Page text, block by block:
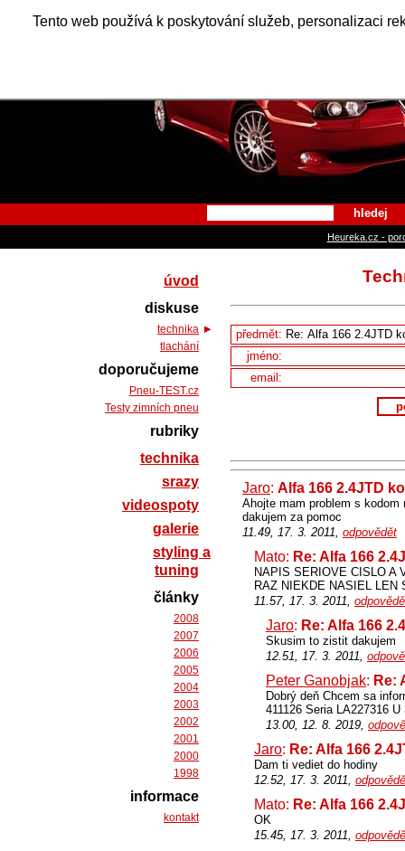
Tento web používá k poskytování služeb, personalizaci
Alfa
hledej
Heureka.cz -
předmět:
jméno:
email:
Jaro: Alfa 166 2.4JTD
Ahojte mam problem s kodom
dakujem za pomoc
11.49, 17. 3. 2011, odpovědět
Mato: Re: Alfa 166
NAPIS SERIOVE CISLO A
RAZ NIEKDE NASIEL LEN
11.57, 17. 3. 2011,
Jaro: Re: Alfa 166
Skusim to zistit dakujem
12.51, 17. 3. 2011,
Peter Ganobjak: Re:
Dobrý deň Chcem sa
411126 Seria LA227316
13.00, 12. 8. 2019,
Jaro: Re: Alfa 166
Dam ti vediet do hodiny
12.52, 17. 3. 2011,
Mato: Re: Alfa 166
OK
15.45, 17. 3. 2011,
úvod
diskuse
technika
tlachání
doporučujeme
Pneu-TEST.cz
Testy zimních pneu
rubriky
technika
srazy
videospoty
galerie
styling a
tuning
články
2008
2007
2006
2005
2004
2003
2002
2001
2000
1998
informace
kontakt